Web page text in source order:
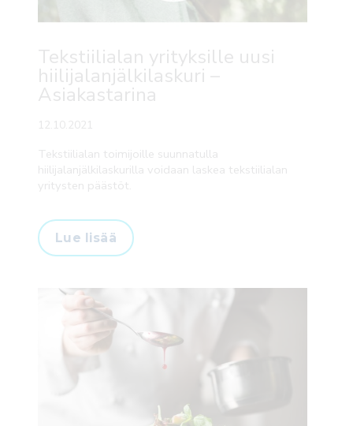
Tekstiilialan yrityksille uusi
hiilijalanjälkilaskuri –
Asiakastarina
12.10.2021
Tekstiilialan toimijoille suunnatulla
hiilijalanjälkilaskurilla voidaan laskea tekstiilialan
yritysten päästöt.
Lue lisää